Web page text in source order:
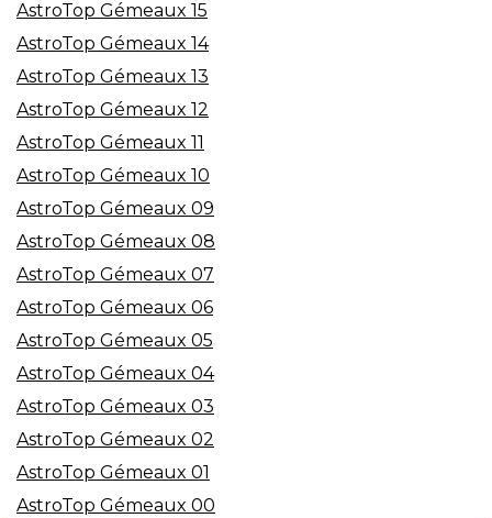
AstroTop Gémeaux 15
AstroTop Gémeaux 14
AstroTop Gémeaux 13
AstroTop Gémeaux 12
AstroTop Gémeaux 11
AstroTop Gémeaux 10
AstroTop Gémeaux 09
AstroTop Gémeaux 08
AstroTop Gémeaux 07
AstroTop Gémeaux 06
AstroTop Gémeaux 05
AstroTop Gémeaux 04
AstroTop Gémeaux 03
AstroTop Gémeaux 02
AstroTop Gémeaux 01
AstroTop Gémeaux 00